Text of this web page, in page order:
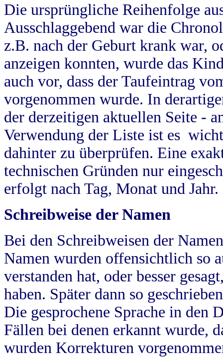
Die ursprüngliche Reihenfolge
Ausschlaggebend war die
z.B. nach der Geburt krank war,
anzeigen konnten, wurde das
auch vor, dass der Taufeintrag
vorgenommen wurde. In
der derzeitigen aktuellen Seite -
Verwendung der Liste ist es
dahinter zu überprüfen. Eine
technischen Gründen nur
erfolgt nach Tag, Monat und Jahr.
Schreibweise der Namen
Bei den Schreibweisen der
Namen wurden offensichtlich so
verstanden hat, oder besser
haben. Später dann so
Die gesprochene Sprache in
Fällen bei denen erkannt wurde,
wurden Korrekturen